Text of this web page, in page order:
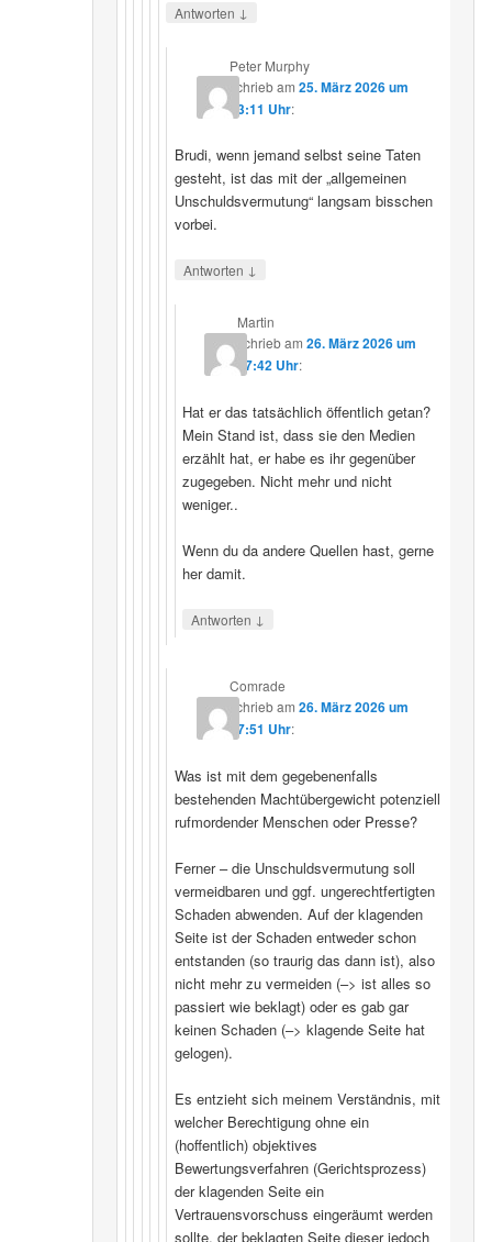
Antworten ↓
Peter Murphy
schriebam 25. März 2026 um
23:11 Uhr:
Brudi, wenn jemand selbst seine Taten
gesteht, ist das mit der „allgemeinen
Unschuldsvermutung“ langsam bisschen
vorbei.
Antworten ↓
Martin
schriebam26. März 2026 um
07:42 Uhr:
Hat er das tatsächlich öffentlich getan?
Mein Stand ist, dass sie den Medien
erzählt hat, er habe es ihr gegenüber
zugegeben. Nicht mehr und nicht
weniger..
Wenn du da andere Quellen hast, gerne
her damit.
Antworten ↓
Comrade
schriebam 26. März 2026 um
17:51 Uhr:
Was ist mit dem gegebenenfalls
bestehenden Machtübergewicht potenziell
rufmordender Menschen oder Presse?
Ferner – die Unschuldsvermutung soll
vermeidbaren und ggf. ungerechtfertigten
Schaden abwenden. Auf der klagenden
Seite ist der Schaden entweder schon
entstanden (so traurig das dann ist), also
nicht mehr zu vermeiden (–> ist alles so
passiert wie beklagt) oder es gab gar
keinen Schaden (–> klagende Seite hat
gelogen).
Es entzieht sich meinem Verständnis, mit
welcher Berechtigung ohne ein
(hoffentlich) objektives
Bewertungsverfahren (Gerichtsprozess)
der klagenden Seite ein
Vertrauensvorschuss eingeräumt werden
sollte, der beklagten Seite dieser jedoch